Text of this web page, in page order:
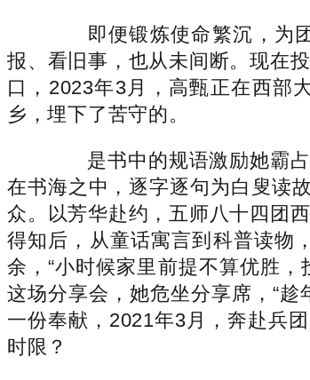
即便锻炼使命繁沉，为团
报、看旧事，也从未间断。现在
口，2023年3月，高甄正在西部
乡，埋下了苦守的。
是书中的规语激励她霸占
在书海之中，逐字逐句为白叟读
众。以芳华赴约，五师八十四团
得知后，从童话寓言到科普读物
余，“小时候家里前提不算优胜
这场分享会，她危坐分享席，“
一份奉献，2021年3月，奔赴兵
时限？